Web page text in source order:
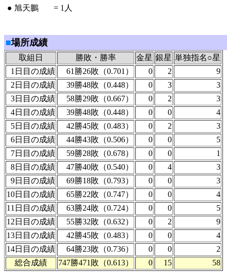
● 旭天鵬 = 1人
■場所成績
取組日 勝敗・勝率 金星 銀星 単独指名○星
1日目の成績
61勝26敗（0.701） 0 2
9
2日目の成績
39勝48敗（0.448） 0 3
3
3日目の成績
58勝29敗（0.667） 0 2
3
4日目の成績
39勝48敗（0.448） 0 0
4
5日目の成績
42勝45敗（0.483） 0 2
3
6日目の成績
44勝43敗（0.506） 0 0
5
7日目の成績
59勝28敗（0.678） 0 0
1
8日目の成績
47勝40敗（0.540） 0 4
3
9日目の成績
69勝18敗（0.793） 0 0
3
10日目の成績
65勝22敗（0.747） 0 0
4
11日目の成績
63勝24敗（0.724） 0 0
5
12日目の成績
55勝32敗（0.632） 0 2
9
13日目の成績
42勝45敗（0.483） 0 0
4
14日目の成績
64勝23敗（0.736） 0 0
2
総合成績
747勝471敗（0.613） 0 15 58